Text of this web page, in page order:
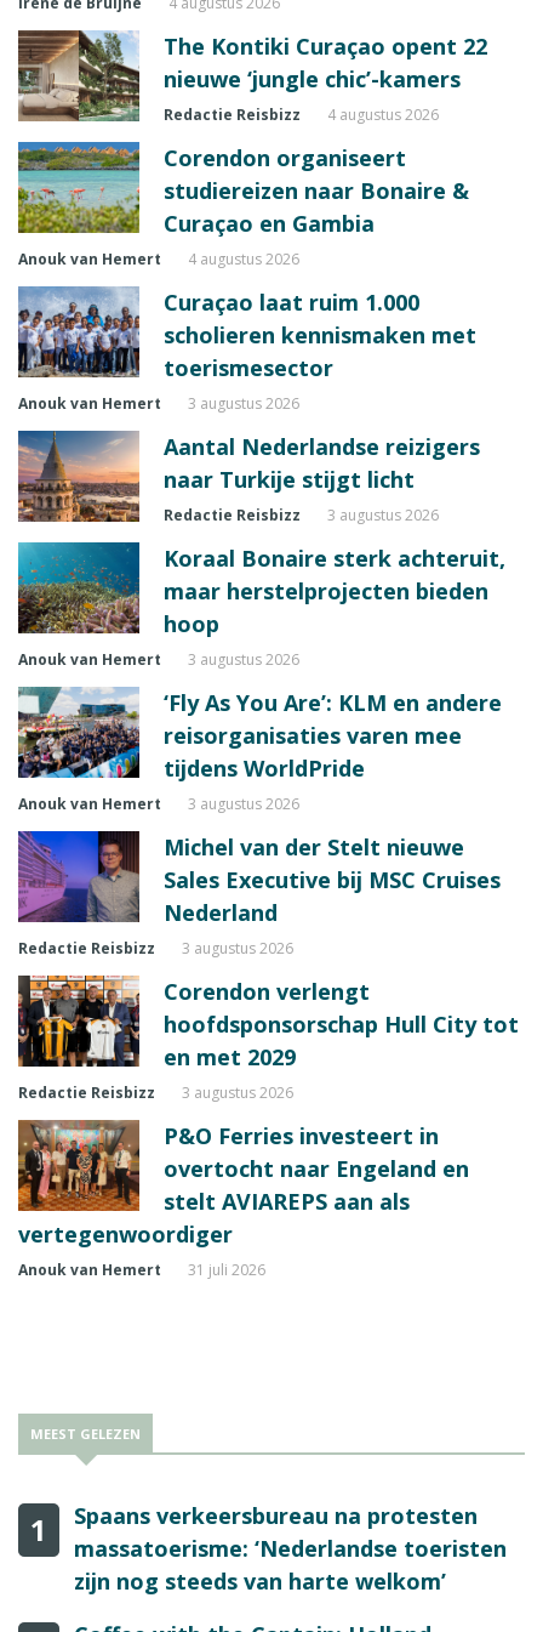
The Kontiki Curaçao opent 22
nieuwe ‘jungle chic’-kamers
Redactie Reisbizz 4 augustus 2026
Corendon organiseert
studiereizen naar Bonaire &
Curaçao en Gambia
Anouk van Hemert 4 augustus 2026
Curaçao laat ruim 1.000
scholieren kennismaken met
toerismesector
Anouk van Hemert 3 augustus 2026
Aantal Nederlandse reizigers
naar Turkije stijgt licht
Redactie Reisbizz 3 augustus 2026
Koraal Bonaire sterk achteruit,
maar herstelprojecten bieden
hoop
Anouk van Hemert 3 augustus 2026
‘Fly As You Are’: KLM en andere
reisorganisaties varen mee
tijdens WorldPride
Anouk van Hemert 3 augustus 2026
Michel van der Stelt nieuwe
Sales Executive bij MSC Cruises
Nederland
Redactie Reisbizz 3 augustus 2026
Corendon verlengt
hoofdsponsorschap Hull City tot
en met 2029
Redactie Reisbizz 3 augustus 2026
P&O Ferries investeert in
overtocht naar Engeland en
stelt AVIAREPS aan als
vertegenwoordiger
Anouk van Hemert 31 juli 2026
MEEST GELEZEN
1
Spaans verkeersbureau na protesten
massatoerisme: ‘Nederlandse toeristen
zijn nog steeds van harte welkom’